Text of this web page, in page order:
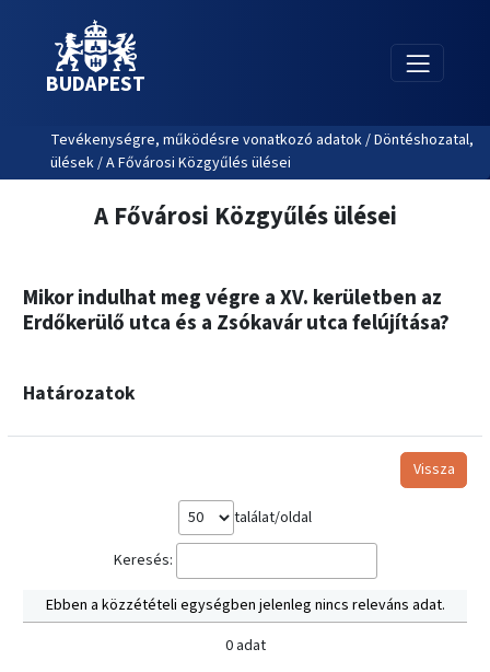
BUDAPEST
Tevékenységre, működésre vonatkozó adatok / Döntéshozatal,
ülések / A Fővárosi Közgyűlés ülései
A Fővárosi Közgyűlés ülései
Mikor indulhat meg végre a XV. kerületben az
Erdőkerülő utca és a Zsókavár utca felújítása?
Határozatok
Vissza
találat/oldal
Keresés:
Ebben a közzétételi egységben jelenleg nincs releváns adat.
0 adat